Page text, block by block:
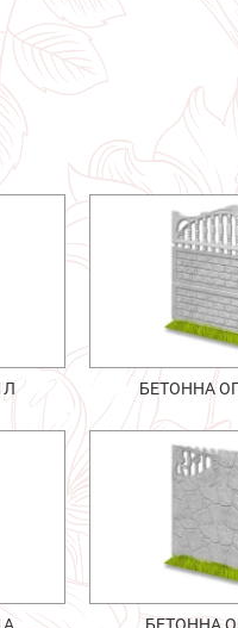
БЕТОННА
БЕТОННА